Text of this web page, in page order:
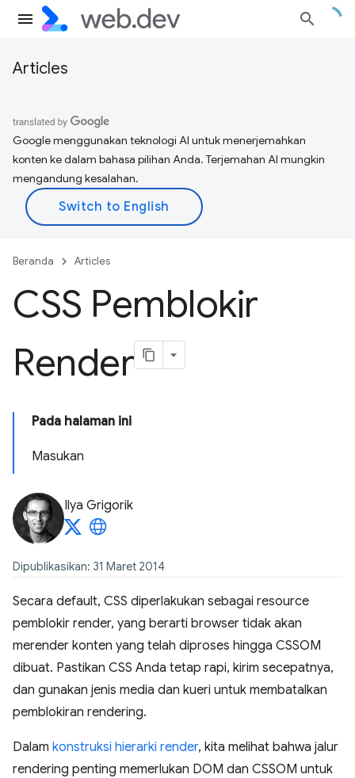
Articles
Google menggunakan teknologi AI untuk menerjemahkan
konten ke dalam bahasa pilihan Anda. Terjemahan AI mungkin
mengandung kesalahan.
Beranda Articles
CSS Pemblokir
Render
Pada halaman ini
Masukan
Ilya Grigorik
Dipublikasikan: 31 Maret 2014
Secara default, CSS diperlakukan sebagai resource
pemblokir render, yang berarti browser tidak akan
merender konten yang telah diproses hingga CSSOM
dibuat. Pastikan CSS Anda tetap rapi, kirim secepatnya,
dan gunakan jenis media dan kueri untuk membatalkan
pemblokiran rendering.
Dalam konstruksi hierarki render, kita melihat bahwa jalur
rendering penting memerlukan DOM dan CSSOM untuk